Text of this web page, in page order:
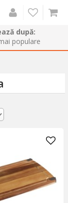
după: